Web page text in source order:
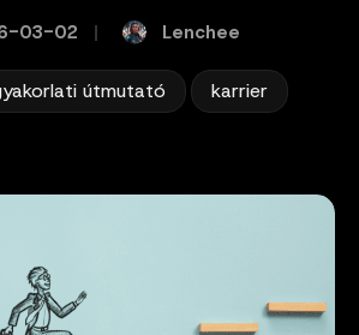
03-02 Lenchee
útmutató karrier